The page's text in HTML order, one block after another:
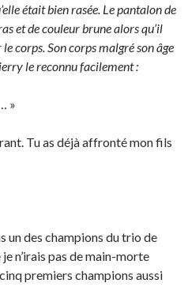
était bien rasée. Le pantalon de
et de couleur brune alors qu’il
corps. Son corps malgré son âge
le reconnu facilement :
»
Tu as déjà affronté mon fils
un des champions du trio de
n’irais pas de main-morte
premiers champions aussi